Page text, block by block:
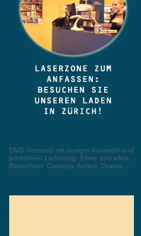
DVD Versand mit riesiger Auswahl und
portofreier Lieferung. Filme aus allen
Bereichen: Comedy, Action, Drama, ...